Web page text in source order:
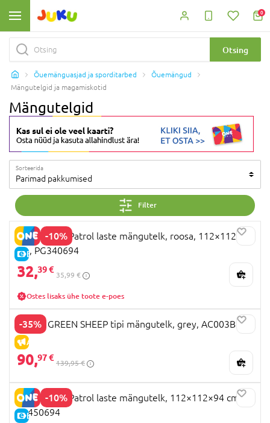
0
Otsing
Õuemänguasjad ja sporditarbed
Õuemängud
Mängutelgid ja magamiskotid
Mängutelgid
Sorteerida
Parimad pakkumised
Filter
-10%
E-HIND
STAMP Paw Patrol laste mängutelk, roosa, 112×112×94
cm, PG340694
32,39 €
35,99 €
Ostes lisaks ühe toote e-poes
-35%
ALLAHINDLUS
LITTLE GREEN SHEEP tipi mängutelk, grey, AC003B
90,97 €
139,95 €
-10%
E-HIND
STAMP Paw Patrol laste mängutelk, 112×112×94 cm,
PA450694